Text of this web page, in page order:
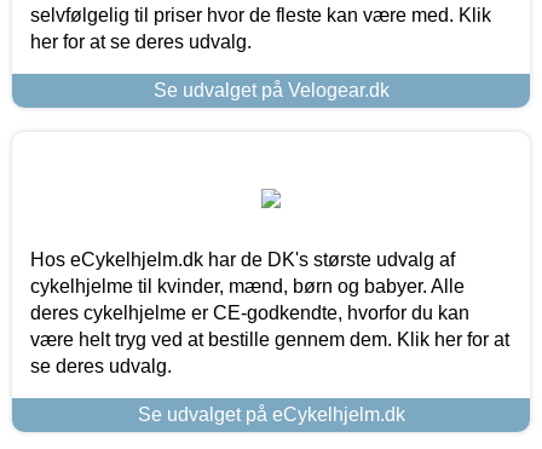
selvfølgelig til priser hvor de fleste kan være med. Klik
her for at se deres udvalg.
Se udvalget på Velogear.dk
Hos eCykelhjelm.dk har de DK's største udvalg af
cykelhjelme til kvinder, mænd, børn og babyer. Alle
deres cykelhjelme er CE-godkendte, hvorfor du kan
være helt tryg ved at bestille gennem dem. Klik her for at
se deres udvalg.
Se udvalget på eCykelhjelm.dk